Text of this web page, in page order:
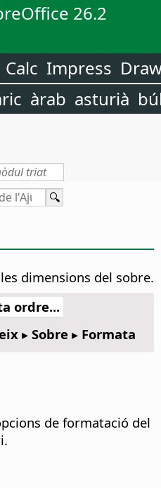
26.2
Calc Impress
àrab asturià
dimensions del sobre.
ordre...
▸ Sobre ▸ Formata
de formatació del